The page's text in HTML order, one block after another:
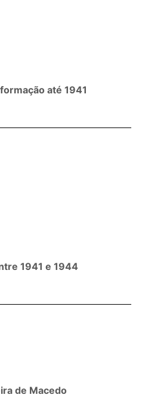
até 1941
1941 e 1944
de Macedo